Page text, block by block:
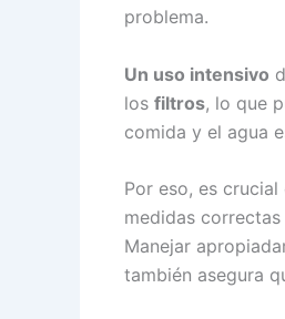
problema.
Un uso intensivo
los filtros, lo que
comida y el agua
Por eso, es
medidas
Manejar
también asegura